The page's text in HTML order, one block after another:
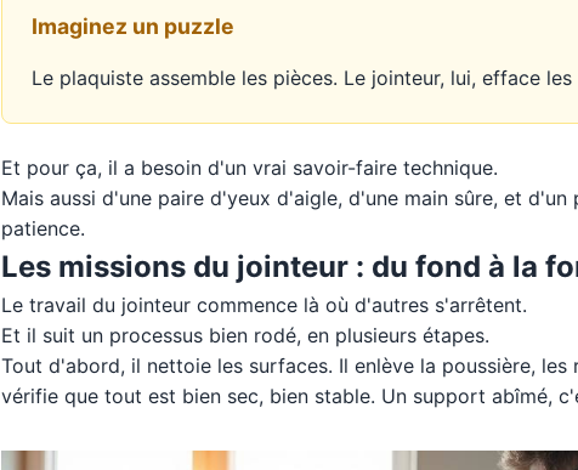
Imaginez un puzzle
Le plaquiste assemble les pièces. Le jointeur, lui, efface
Et pour ça, il a besoin d'un vrai savoir-faire technique.
Mais aussi d'une paire d'yeux d'aigle, d'une main sûre, et d'un
patience.
Les missions du jointeur : du fond à la
Le travail du jointeur commence là où d'autres s'arrêtent.
Et il suit un processus bien rodé, en plusieurs étapes.
Tout d'abord, il nettoie les surfaces. Il enlève la poussière, les
vérifie que tout est bien sec, bien stable. Un support abîmé,